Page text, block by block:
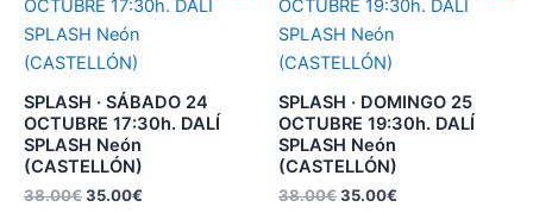
SPLASH · SÁBADO 24
OCTUBRE 17:30h. DALÍ
SPLASH Neón
(CASTELLÓN)
38.00€
original
era:
38.00€.
35.00€
actual
SPLASH · DOMINGO 25
OCTUBRE 19:30h. DALÍ
SPLASH Neón
(CASTELLÓN)
38.00€
original
era:
38.00€.
35.00€
actual